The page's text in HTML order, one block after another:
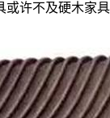
许不及硬木家具